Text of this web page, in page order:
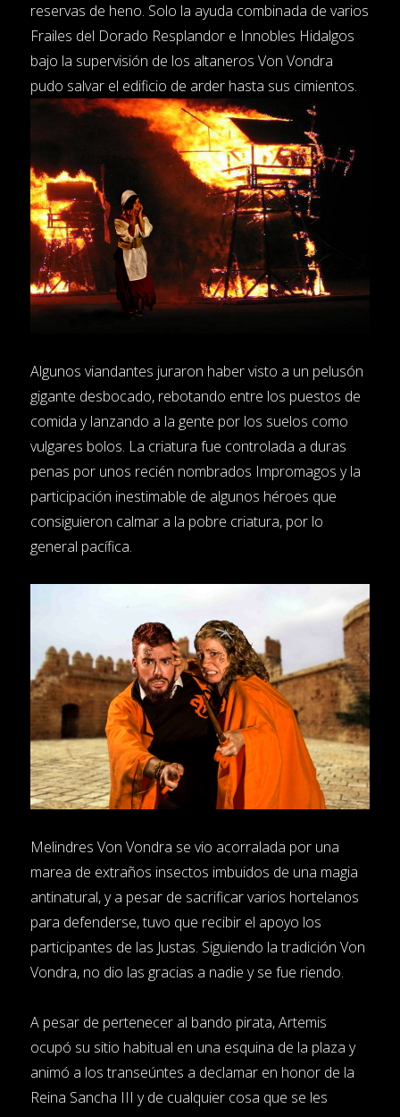
reservas de heno. Solo la ayuda combinada de varios
Frailes del Dorado Resplandor e Innobles Hidalgos
bajo la supervisión de los altaneros Von Vondra
pudo salvar el edificio de arder hasta sus cimientos.
Algunos viandantes juraron haber visto a un pelusón
gigante desbocado, rebotando entre los puestos de
comida y lanzando a la gente por los suelos como
vulgares bolos. La criatura fue controlada a duras
penas por unos recién nombrados Impromagos y la
participación inestimable de algunos héroes que
consiguieron calmar a la pobre criatura, por lo
general pacífica.
Melindres Von Vondra se vio acorralada por una
marea de extraños insectos imbuidos de una magia
antinatural, y a pesar de sacrificar varios hortelanos
para defenderse, tuvo que recibir el apoyo los
participantes de las Justas. Siguiendo la tradición Von
Vondra, no dio las gracias a nadie y se fue riendo.
A pesar de pertenecer al bando pirata, Artemis
ocupó su sitio habitual en una esquina de la plaza y
animó a los transeúntes a declamar en honor de la
Reina Sancha III y de cualquier cosa que se les